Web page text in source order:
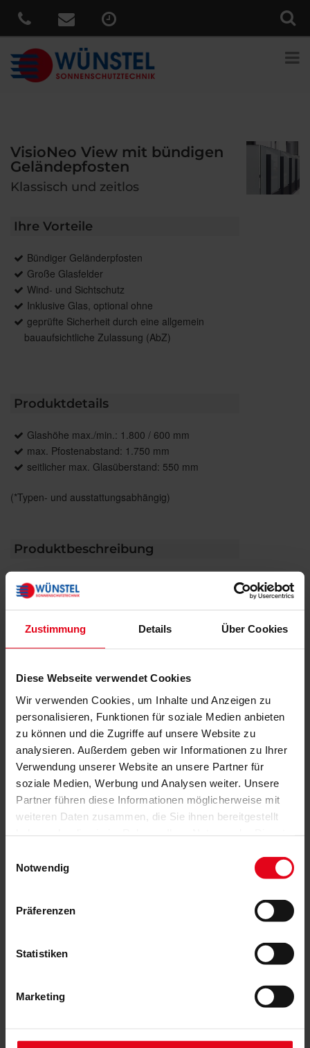
Zustimmung Details Über Cookies
Diese Webseite verwendet Cookies
Wir verwenden Cookies, um Inhalte und Anzeigen zu
personalisieren, Funktionen für soziale Medien anbieten
zu können und die Zugriffe auf unsere Website zu
analysieren. Außerdem geben wir Informationen zu Ihrer
Verwendung unserer Website an unsere Partner für
soziale Medien, Werbung und Analysen weiter. Unsere
Partner führen diese Informationen möglicherweise mit
weiteren Daten zusammen, die Sie ihnen bereitgestellt
Notwendig
Präferenzen
Statistiken
Marketing
VisioNeo View mit bündigen
Geländepfosten
Klassisch und zeitlos
Ihre Vorteile
Bündiger Geländerpfosten
Große Glasfelder
Wind- und Sichtschutz
Inklusive Glas, optional ohne
geprüfte Sicherheit durch eine allgemein
bauaufsichtliche Zulassung (AbZ)
Produktdetails
Glashöhe max./min.: 1.800 / 600 mm
max. Pfostenabstand: 1.750 mm
seitlicher max. Glasüberstand: 550 mm
(*Typen- und ausstattungsabhängig)
Produktbeschreibung
Beim Geländersystem VisioNeo View mit bündigen
Geländerpfosten schließt die obere Glaskante
bündig mit den filigranen Geländerpfosten ab. Das
verleiht ein zeitloses und elegantes Aussehen.
Brillante Extras
Optionale Balkonblende
Vier Montagearten
Optionale Glasmaßzeichnung
Minimalistischer Glaskantenschutz